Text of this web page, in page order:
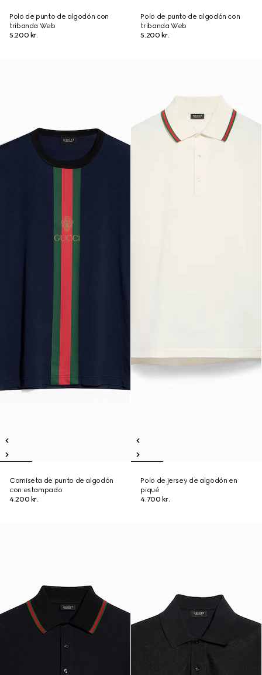
Polo de punto de algodón con
tribanda Web
5.200 kr.
Polo de punto de algodón con
tribanda Web
5.200 kr.
Camiseta de punto de algodón
con estampado
4.200 kr.
Polo de jersey de algodón en
piqué
4.700 kr.